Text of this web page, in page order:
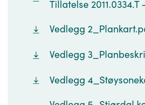
Tillatelse 2011.0334.T
Vedlegg
Vedlegg
Vedlegg